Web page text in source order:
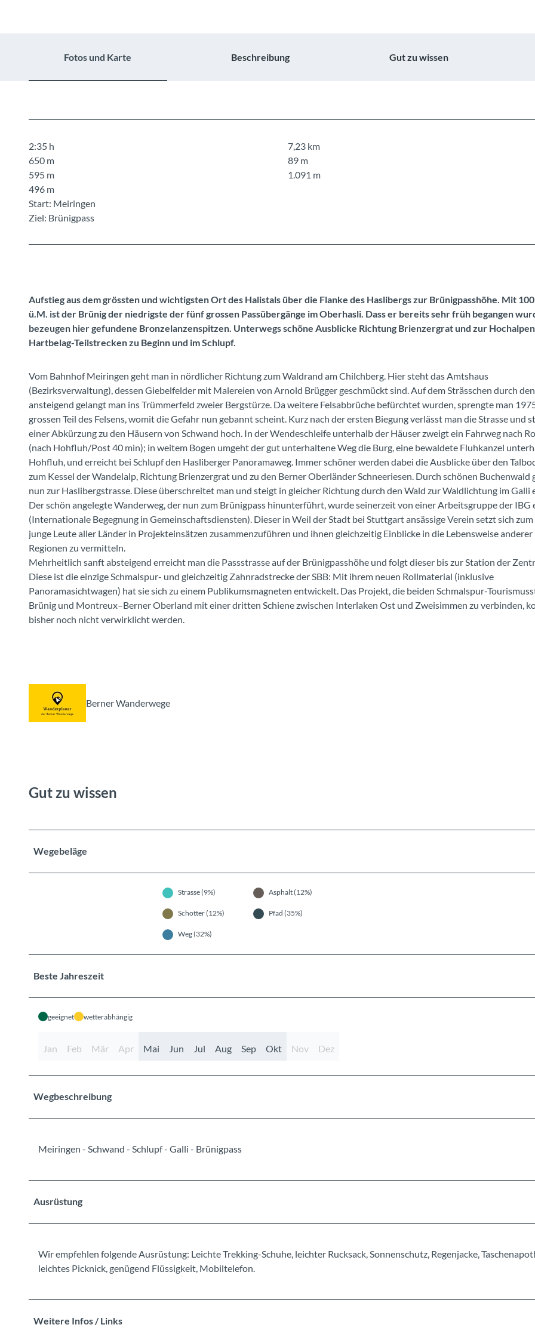
Fotos und Karte Beschreibung Gut zu wissen
2:35 h
7,23 km
650 m
89 m
595 m
1.091 m
496 m
Start: Meiringen
Ziel: Brünigpass
Aufstieg aus dem grössten und wichtigsten Ort des Halistals über die Flanke des Haslibergs zur Brünigpasshöhe. Mit
ü.M. ist der Brünig der niedrigste der fünf grossen Passübergänge im Oberhasli. Dass er bereits sehr früh begangen
bezeugen hier gefundene Bronzelanzenspitzen. Unterwegs schöne Ausblicke Richtung Brienzergrat und zur
Hartbelag-Teilstrecken zu Beginn und im Schlupf.
Vom Bahnhof Meiringen geht man in nördlicher Richtung zum Waldrand am Chilchberg. Hier steht das Amtshaus
(Bezirksverwaltung), dessen Giebelfelder mit Malereien von Arnold Brügger geschmückt sind. Auf dem Strässchen durch
ansteigend gelangt man ins Trümmerfeld zweier Bergstürze. Da weitere Felsabbrüche befürchtet wurden, sprengte man
grossen Teil des Felsens, womit die Gefahr nun gebannt scheint. Kurz nach der ersten Biegung verlässt man die Strasse und
einer Abkürzung zu den Häusern von Schwand hoch. In der Wendeschleife unterhalb der Häuser zweigt ein Fahrweg nach
(nach Hohfluh/Post 40 min); in weitem Bogen umgeht der gut unterhaltene Weg die Burg, eine bewaldete Fluhkanzel
Hohfluh, und erreicht bei Schlupf den Hasliberger Panoramaweg. Immer schöner werden dabei die Ausblicke über den
zum Kessel der Wandelalp, Richtung Brienzergrat und zu den Berner Oberländer Schneeriesen. Durch schönen Buchenwald
nun zur Haslibergstrasse. Diese überschreitet man und steigt in gleicher Richtung durch den Wald zur Waldlichtung im Galli
Der schön angelegte Wanderweg, der nun zum Brünigpass hinunterführt, wurde seinerzeit von einer Arbeitsgruppe der IBG
(Internationale Begegnung in Gemeinschaftsdiensten). Dieser in Weil der Stadt bei Stuttgart ansässige Verein setzt sich zum
junge Leute aller Länder in Projekteinsätzen zusammenzuführen und ihnen gleichzeitig Einblicke in die Lebensweise anderer
Regionen zu vermitteln.
Mehrheitlich sanft absteigend erreicht man die Passstrasse auf der Brünigpasshöhe und folgt dieser bis zur Station der
Diese ist die einzige Schmalspur- und gleichzeitig Zahnradstrecke der SBB: Mit ihrem neuen Rollmaterial (inklusive
Panoramasichtwagen) hat sie sich zu einem Publikumsmagneten entwickelt. Das Projekt, die beiden Schmalspur-
Brünig und Montreux–Berner Oberland mit einer dritten Schiene zwischen Interlaken Ost und Zweisimmen zu verbinden,
bisher noch nicht verwirklicht werden.
Berner Wanderwege
Gut zu wissen
Wegebeläge
Strasse (9%) Asphalt (12%)
Schotter (12%) Pfad (35%)
Weg (32%)
Beste Jahreszeit
geeignet wetterabhängig
Jan Feb Mär Apr Mai Jun Jul Aug Sep Okt Nov Dez
Wegbeschreibung
Meiringen - Schwand - Schlupf - Galli - Brünigpass
Ausrüstung
Wir empfehlen folgende Ausrüstung: Leichte Trekking-Schuhe, leichter Rucksack, Sonnenschutz, Regenjacke,
leichtes Picknick, genügend Flüssigkeit, Mobiltelefon.
Weitere Infos / Links